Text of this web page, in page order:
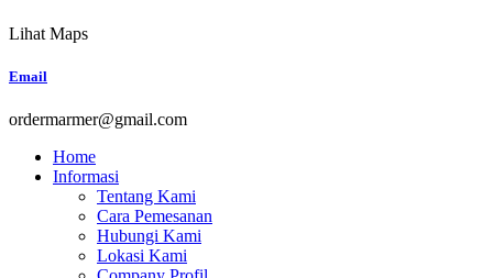
Lihat Maps
Email
ordermarmer@gmail.com
Home
Informasi
Tentang Kami
Cara Pemesanan
Hubungi Kami
Lokasi Kami